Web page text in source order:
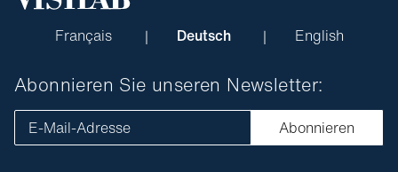
Français Deutsch English
Abonnieren Sie unseren Newsletter:
E-Mail-Adresse Abonnieren